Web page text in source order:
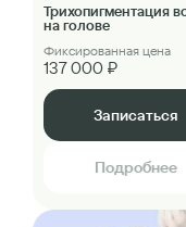
Трихопигментация
на голове
Фиксированная цена
137 000 ₽
Записаться
Подробнее